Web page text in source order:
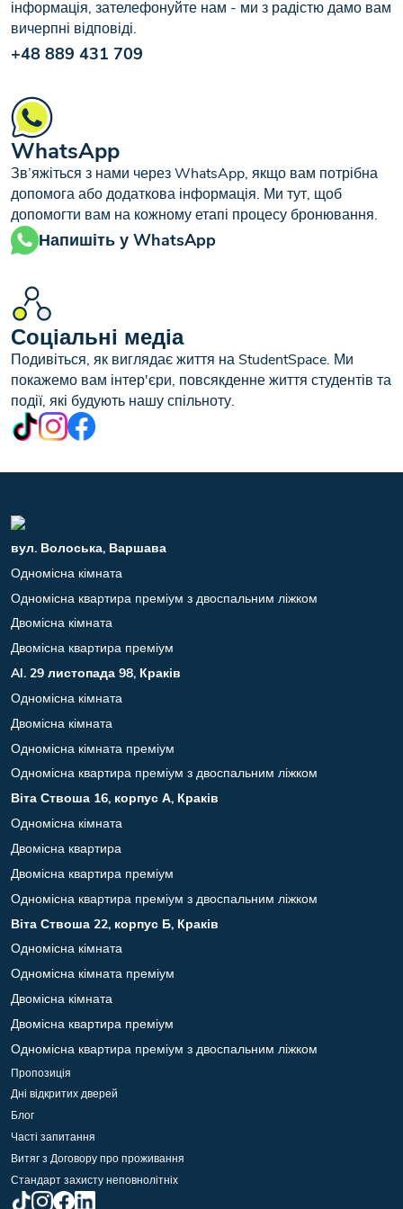
інформація, зателефонуйте нам - ми з радістю дамо вам
вичерпні відповіді.
+48 889 431 709
WhatsApp
Зв’яжіться з нами через WhatsApp, якщо вам потрібна
допомога або додаткова інформація. Ми тут, щоб
допомогти вам на кожному етапі процесу бронювання.
Напишіть у WhatsApp
Соціальні медіа
Подивіться, як виглядає життя на StudentSpace. Ми
покажемо вам інтер'єри, повсякденне життя студентів та
події, які будують нашу спільноту.
вул. Волоська, Варшава
Одномісна кімната
Одномісна квартира преміум з двоспальним ліжком
Двомісна кімната
Двомісна квартира преміум
Al. 29 листопада 98, Краків
Одномісна кімната
Двомісна кімната
Одномісна кімната преміум
Одномісна квартира преміум з двоспальним ліжком
Віта Ствоша 16, корпус А, Краків
Одномісна кімната
Двомісна квартира
Двомісна квартира преміум
Одномісна квартира преміум з двоспальним ліжком
Віта Ствоша 22, корпус Б, Краків
Одномісна кімната
Одномісна кімната преміум
Двомісна кімната
Двомісна квартира преміум
Одномісна квартира преміум з двоспальним ліжком
Пропозиція
Дні відкритих дверей
Блог
Часті запитання
Витяг з Договору про проживання
Стандарт захисту неповнолітніх